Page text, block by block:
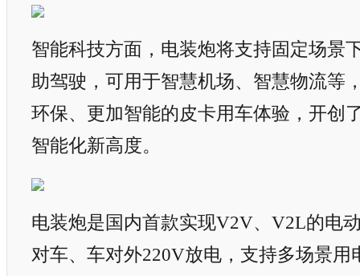
智能科技方面，电装炮将支持固定场景
助驾驶，可用于智慧机场、智慧物流等
环保、更加智能的皮卡用车体验，开创
智能化新高度。
电装炮是国内首款实现V2V、V2L的电
对车、车对外220V放电，支持多场景用